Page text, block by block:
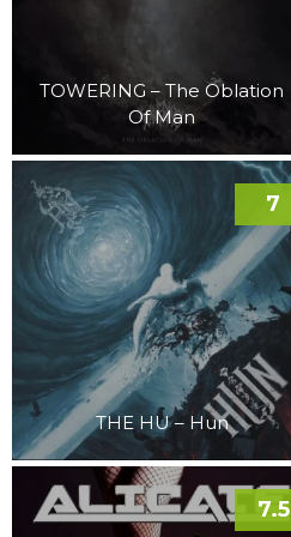
TOWERING – The Oblation
Of Man
THE HU – Hun
7
7.5